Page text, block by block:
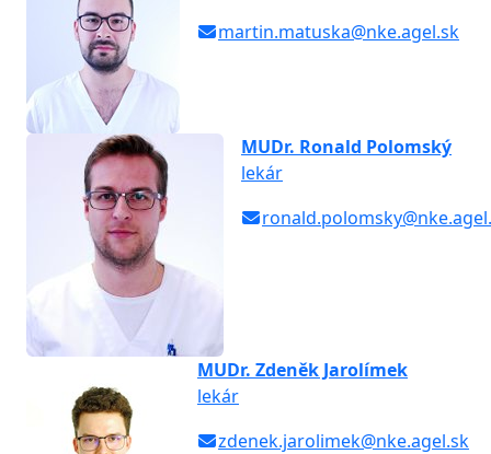
martin.matuska@nke.agel.sk
MUDr. Ronald Polomský
lekár
MUDr. Zdeněk Jarolímek
lekár
zdenek.jarolimek@nke.agel.sk